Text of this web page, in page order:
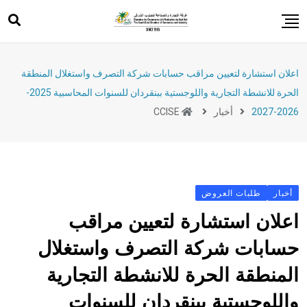
to
دعم الصادرات
حدث
اعلان استشارة لتعيين مراقب حسابات شركة التصرف واستغلال المنطقة
الحرة للانشطة التجارية واللوجستية ببنقردان للسنوات المحاسبية 2025-
2026-2027
أخبار CCISE
أخبار طلبات العروض
اعلان استشارة لتعيين مراقب
حسابات شركة التصرف واستغلال
المنطقة الحرة للانشطة التجارية
واللوجستية ببنقردان للسنوات